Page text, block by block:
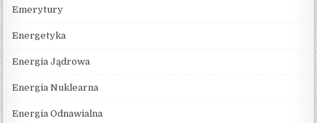
Emerytury
Energetyka
Energia Jądrowa
Energia Nuklearna
Energia Odnawialna